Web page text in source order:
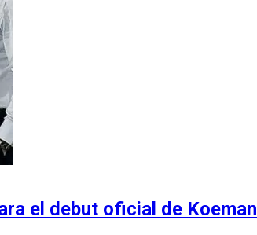
el debut oficial de Koeman